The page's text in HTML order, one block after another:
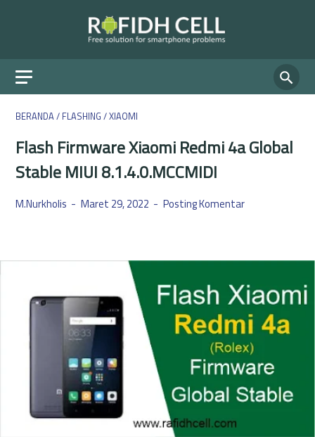
BERANDA/ FLASHING /XIAOMI
Flash Firmware Xiaomi Redmi 4a Global
Stable MIUI 8.1.4.0.MCCMIDI
M.Nurkholis Maret 29, 2022 Posting Komentar